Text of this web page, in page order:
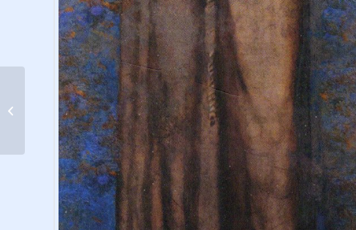
A mosoly varázsa